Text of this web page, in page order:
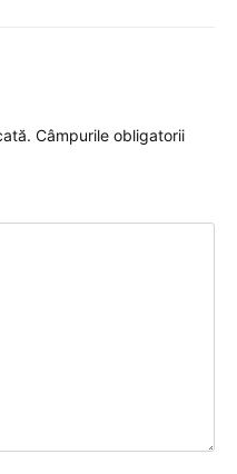
Câmpurile obligatorii